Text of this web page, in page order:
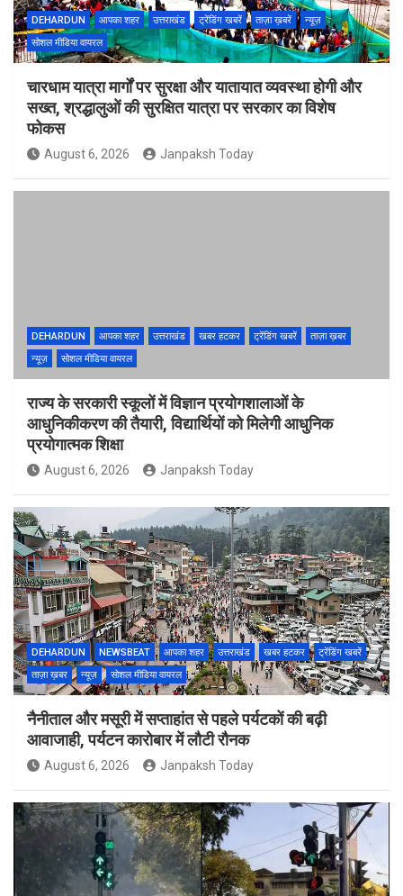
DEHARDUN आपका शहर उत्तराखंड ट्रेंडिंग खबरें ताज़ा ख़बरें
न्यूज़
सोशल मीडिया वायरल
चारधाम यात्रा मार्गों पर सुरक्षा और यातायात व्यवस्था होगी और
सख्त, श्रद्धालुओं की सुरक्षित यात्रा पर सरकार का विशेष
फोकस
August 6, 2026 Janpaksh Today
DEHARDUN आपका शहर उत्तराखंड खबर हटकर ट्रेंडिंग खबरें
ताज़ा ख़बर
न्यूज़
सोशल मीडिया वायरल
राज्य के सरकारी स्कूलों में विज्ञान प्रयोगशालाओं के
आधुनिकीकरण की तैयारी, विद्यार्थियों को मिलेगी आधुनिक
प्रयोगात्मक शिक्षा
August 6, 2026 Janpaksh Today
DEHARDUN NEWSBEAT आपका शहर उत्तराखंड खबर हटकर
ट्रेंडिंग खबरें
ताज़ा ख़बर
न्यूज़ सोशल मीडिया वायरल
नैनीताल और मसूरी में सप्ताहांत से पहले पर्यटकों की बढ़ी
आवाजाही, पर्यटन कारोबार में लौटी रौनक
August 6, 2026 Janpaksh Today